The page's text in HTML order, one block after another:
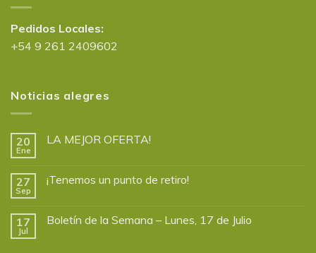
Pedidos Locales:
+54 9 261 2409602
Noticias alegres
20
Ene
LA MEJOR OFERTA!
27
Sep
¡Tenemos un punto de retiro!
17
Jul
Boletín de la Semana – Lunes, 17 de Julio